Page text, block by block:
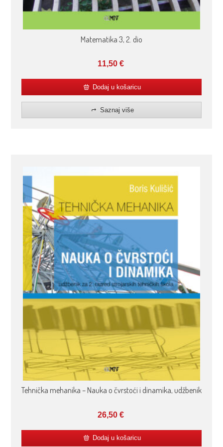
Matematika 3, 2. dio
11,50 €
Dodaj u košaricu
Saznaj više
Tehnička mehanika – Nauka o čvrstoći i dinamika, udžbenik
26,50 €
Dodaj u košaricu